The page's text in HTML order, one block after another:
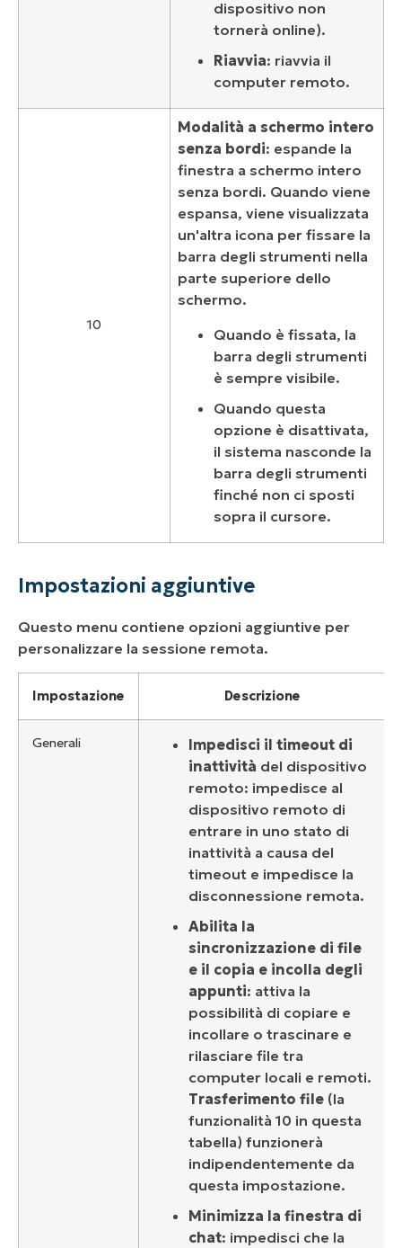
dispositivo non
tornerà online).
Riavvia: riavvia il
computer remoto.
10
Modalità a schermo intero
senza bordi: espande la
finestra a schermo intero
senza bordi. Quando viene
espansa, viene visualizzata
un'altra icona per fissare la
barra degli strumenti nella
parte superiore dello
schermo.
Quando è fissata, la
barra degli strumenti
è sempre visibile.
Quando questa
opzione è disattivata,
il sistema nasconde la
barra degli strumenti
finché non ci sposti
sopra il cursore.
Impostazioni aggiuntive
Questo menu contiene opzioni aggiuntive per
personalizzare la sessione remota.
Impostazione Descrizione
Generali
Impedisci il timeout di
inattività del dispositivo
remoto: impedisce al
dispositivo remoto di
entrare in uno stato di
inattività a causa del
timeout e impedisce la
disconnessione remota.
Abilita la
sincronizzazione di file
e il copia e incolla degli
appunti: attiva la
possibilità di copiare e
incollare o trascinare e
rilasciare file tra
computer locali e remoti.
Trasferimento file (la
funzionalità 10 in questa
tabella) funzionerà
indipendentemente da
questa impostazione.
Minimizza la finestra di
chat: impedisci che la